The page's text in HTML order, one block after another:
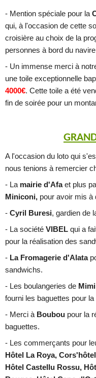
- Mention spéciale pour la
qui, à l'occasion de cette
croisière au choix de la
personnes à bord du
- Un immense merci à
une toile exceptionnelle
4000€. Cette toile a été
fin de soirée pour un
A l'occasion du loto qui
nous tenions à remercier
- La mairie d'Afaet plus
Miniconi, pour avoir mis à
- Cyril Buresi, gardien de
- La société VIBEL qui a
pour la réalisation des
- La Fromagerie d'Alata
sandwichs.
- Les boulangeries de
fourni les baguettes pour
- Merci à Boubou pour la
baguettes.
- Les commerçants pour
Hôtel La Roya,
Hôtel Castellu Rossu,